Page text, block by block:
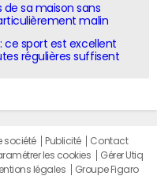
de sa maison sans
malin
ce sport est excellent
régulières suffisent
société Publicité
Contact
les cookies
Gérer Utiq
légales
Groupe Figaro